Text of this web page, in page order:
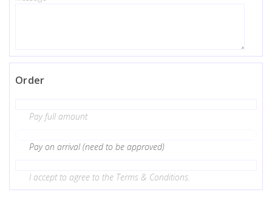
Order
Pay full amount
Pay on arrival (need to be approved)
I accept to agree to the Terms & Conditions.